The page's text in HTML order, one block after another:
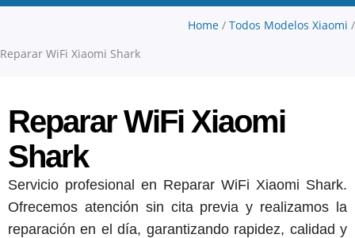
Home / Todos Modelos Xiaomi /
Reparar WiFi Xiaomi Shark
Reparar WiFi Xiaomi
Shark
Servicio profesional en Reparar WiFi Xiaomi Shark.
Ofrecemos atención sin cita previa y realizamos la
reparación en el día, garantizando rapidez, calidad y